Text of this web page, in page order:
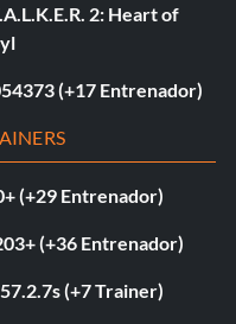
2: Heart of
(+17 Entrenador)
(+29 Entrenador)
(+36 Entrenador)
(+7 Trainer)